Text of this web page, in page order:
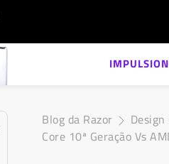
Blog da Razor
Core 10ª Geração Vs